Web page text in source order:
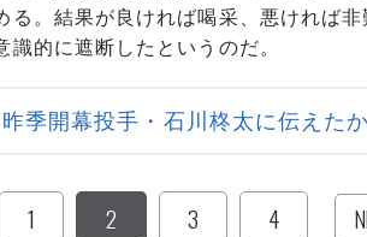
る。結果が良ければ喝采、悪ければ非
的に遮断したというのだ。
季開幕投手・石川柊太に伝えた
1 2 3 4